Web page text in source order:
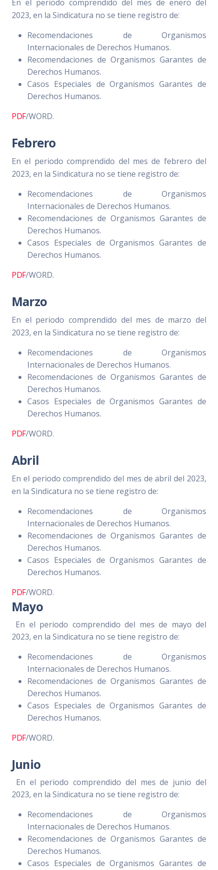
En el periodo comprendido del mes de enero del
2023, en la Sindicatura no se tiene registro de:
Recomendaciones de Organismos
Internacionales de Derechos Humanos.
Recomendaciones de Organismos Garantes de
Derechos Humanos.
Casos Especiales de Organismos Garantes de
Derechos Humanos.
PDF/WORD.
Febrero
En el periodo comprendido del mes de febrero del
2023, en la Sindicatura no se tiene registro de:
Recomendaciones de Organismos
Internacionales de Derechos Humanos.
Recomendaciones de Organismos Garantes de
Derechos Humanos.
Casos Especiales de Organismos Garantes de
Derechos Humanos.
PDF/WORD.
Marzo
En el periodo comprendido del mes de marzo del
2023, en la Sindicatura no se tiene registro de:
Recomendaciones de Organismos
Internacionales de Derechos Humanos.
Recomendaciones de Organismos Garantes de
Derechos Humanos.
Casos Especiales de Organismos Garantes de
Derechos Humanos.
PDF/WORD.
Abril
En el periodo comprendido del mes de abril del 2023,
en la Sindicatura no se tiene registro de:
Recomendaciones de Organismos
Internacionales de Derechos Humanos.
Recomendaciones de Organismos Garantes de
Derechos Humanos.
Casos Especiales de Organismos Garantes de
Derechos Humanos.
PDF/WORD.
Mayo
En el periodo comprendido del mes de mayo del
2023, en la Sindicatura no se tiene registro de:
Recomendaciones de Organismos
Internacionales de Derechos Humanos.
Recomendaciones de Organismos Garantes de
Derechos Humanos.
Casos Especiales de Organismos Garantes de
Derechos Humanos.
PDF/WORD.
Junio
En el periodo comprendido del mes de junio del
2023, en la Sindicatura no se tiene registro de:
Recomendaciones de Organismos
Internacionales de Derechos Humanos.
Recomendaciones de Organismos Garantes de
Derechos Humanos.
Casos Especiales de Organismos Garantes de